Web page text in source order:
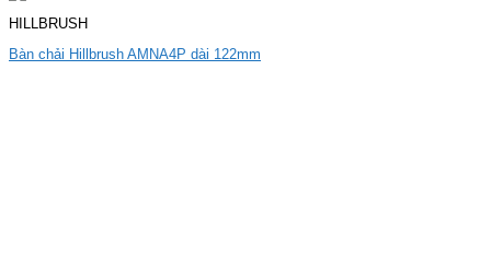
HILLBRUSH
Bàn chải Hillbrush AMNA4P dài 122mm